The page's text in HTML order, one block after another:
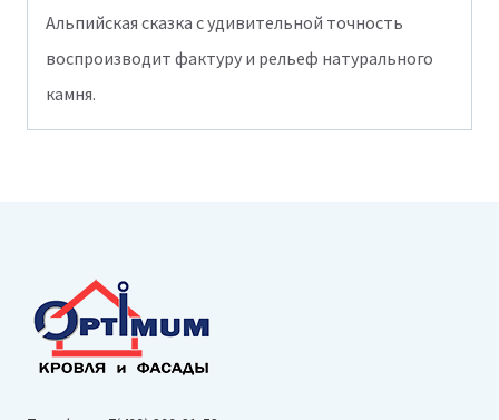
Альпийская сказка с удивительной точность
воспроизводит фактуру и рельеф натурального
камня.